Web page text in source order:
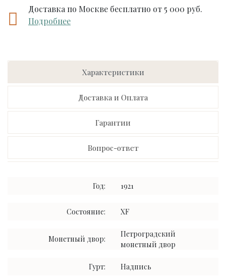
Доставка по Москве бесплатно от 5 000 руб.
Подробнее
Характеристики
Доставка и Оплата
Гарантии
Вопрос-ответ
Год: 1921
Состояние: XF
Монетный двор:
Петроградский
монетный двор
Гурт: Надпись